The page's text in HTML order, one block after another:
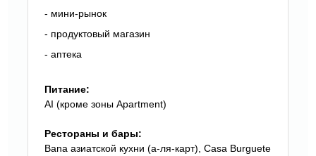
- мини-рынок
- продуктовый магазин
- аптека
Питание:
AI (кроме зоны Apartment)
Рестораны и бары:
Bana азиатской кухни (а-ля-карт), Casa Burguete